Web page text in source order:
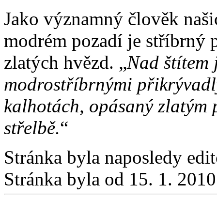
Jako významný člověk
modrém pozadí je stříbrný
zlatých hvězd. „Nad štítem
modrostříbrnými
kalhotách, opásaný
střelbě.“
Stránka byla naposledy
Stránka byla od 15. 1.